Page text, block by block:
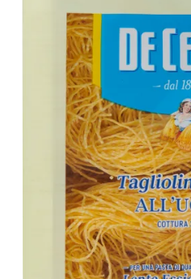
Oppskrifter
Kunnskapshjørnet